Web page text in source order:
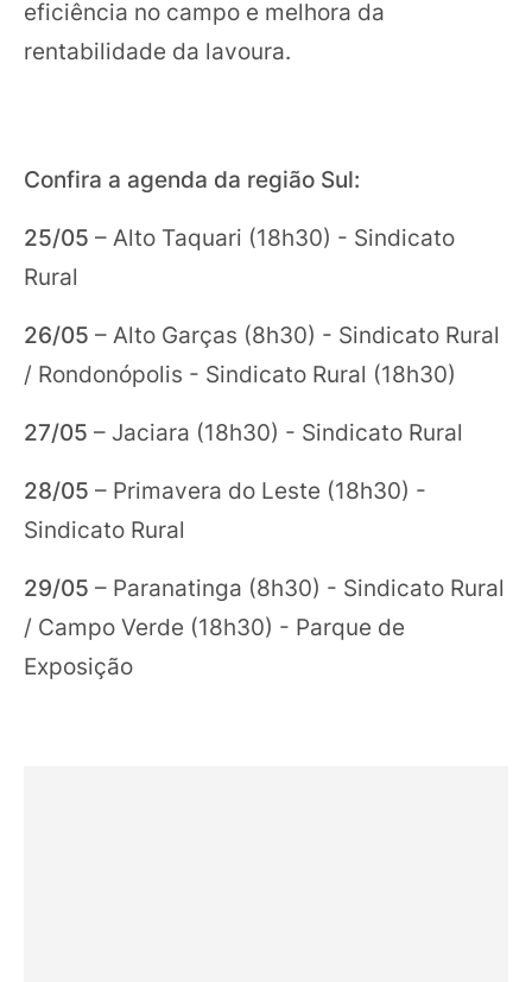
eficiência no campo e melhora da
rentabilidade da lavoura.
Confira a agenda da região Sul:
25/05 – Alto Taquari (18h30) - Sindicato
Rural
26/05 – Alto Garças (8h30) - Sindicato Rural
/ Rondonópolis - Sindicato Rural (18h30)
27/05 – Jaciara (18h30) - Sindicato Rural
28/05 – Primavera do Leste (18h30) -
Sindicato Rural
29/05 – Paranatinga (8h30) - Sindicato Rural
/ Campo Verde (18h30) - Parque de
Exposição